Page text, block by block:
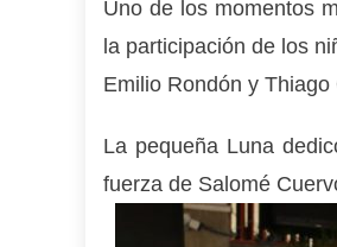
Uno de los momentos
la participación de los
Emilio Rondón y
La pequeña Luna
fuerza de Salomé